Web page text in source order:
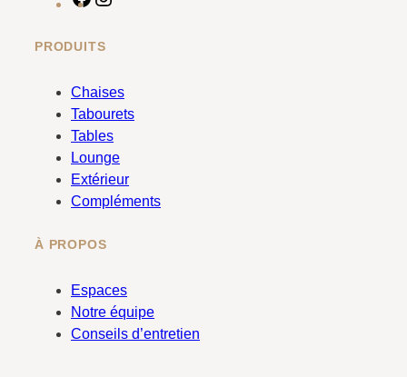
c
b
o
PRODUITS
Chaises
Tabourets
Tables
Lounge
Extérieur
Compléments
À PROPOS
Espaces
Notre équipe
Conseils d’entretien